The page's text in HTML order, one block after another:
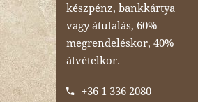
készpénz, bankkártya
vagy átutalás, 60%
megrendeléskor, 40%
átvételkor.
+36 1 336 2080